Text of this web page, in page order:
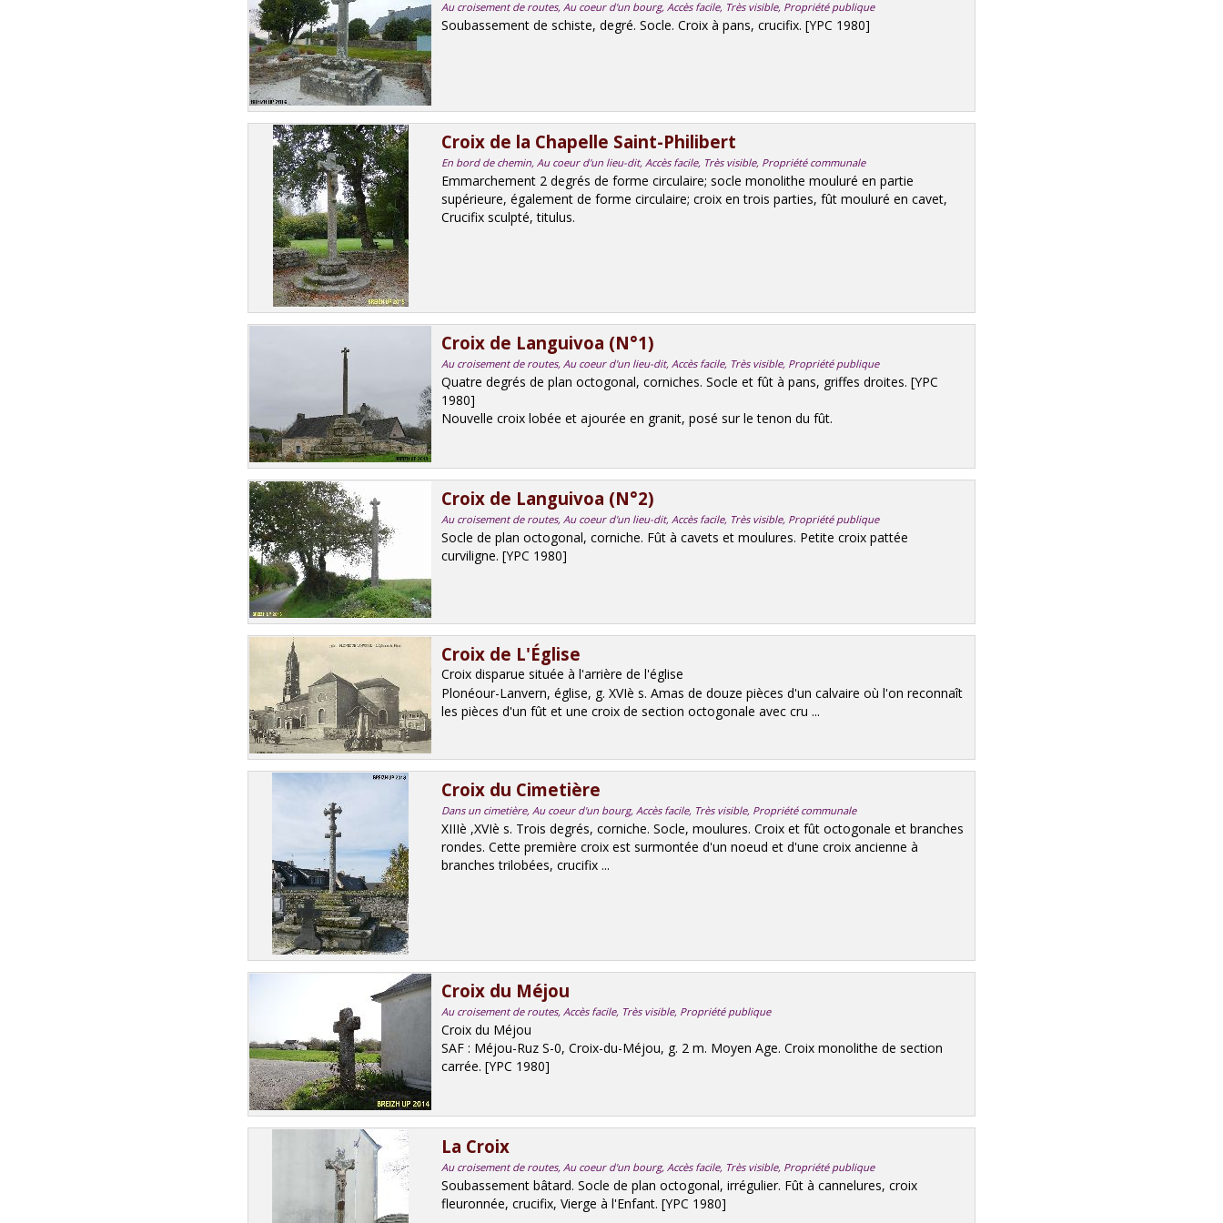
Au croisement de routes, Au coeur d'un bourg, Accès facile, Très visible, Propriété publique
Soubassement de schiste, degré. Socle. Croix à pans, crucifix. [YPC 1980]
Croix de la Chapelle Saint-Philibert
En bord de chemin, Au coeur d'un lieu-dit, Accès facile, Très visible, Propriété communale
Emmarchement 2 degrés de forme circulaire; socle monolithe mouluré en partie
supérieure, également de forme circulaire; croix en trois parties, fût mouluré en cavet,
Crucifix sculpté, titulus.
Croix de Languivoa (N°1)
Au croisement de routes, Au coeur d'un lieu-dit, Accès facile, Très visible, Propriété publique
Quatre degrés de plan octogonal, corniches. Socle et fût à pans, griffes droites. [YPC
1980]
Nouvelle croix lobée et ajourée en granit, posé sur le tenon du fût.
Croix de Languivoa (N°2)
Au croisement de routes, Au coeur d'un lieu-dit, Accès facile, Très visible, Propriété publique
Socle de plan octogonal, corniche. Fût à cavets et moulures. Petite croix pattée
curviligne. [YPC 1980]
Croix de L'Église
Croix disparue située à l'arrière de l'église
Plonéour-Lanvern, église, g. XVIè s. Amas de douze pièces d'un calvaire où l'on reconnaît
les pièces d'un fût et une croix de section octogonale avec cru ...
Croix du Cimetière
Dans un cimetière, Au coeur d'un bourg, Accès facile, Très visible, Propriété communale
XIIIè ,XVIè s. Trois degrés, corniche. Socle, moulures. Croix et fût octogonale et branches
rondes. Cette première croix est surmontée d'un noeud et d'une croix ancienne à
branches trilobées, crucifix ...
Croix du Méjou
Au croisement de routes, Accès facile, Très visible, Propriété publique
Croix du Méjou
SAF : Méjou-Ruz S-0, Croix-du-Méjou, g. 2 m. Moyen Age. Croix monolithe de section
carrée. [YPC 1980]
La Croix
Au croisement de routes, Au coeur d'un bourg, Accès facile, Très visible, Propriété publique
Soubassement bâtard. Socle de plan octogonal, irrégulier. Fût à cannelures, croix
fleuronnée, crucifix, Vierge à l'Enfant. [YPC 1980]